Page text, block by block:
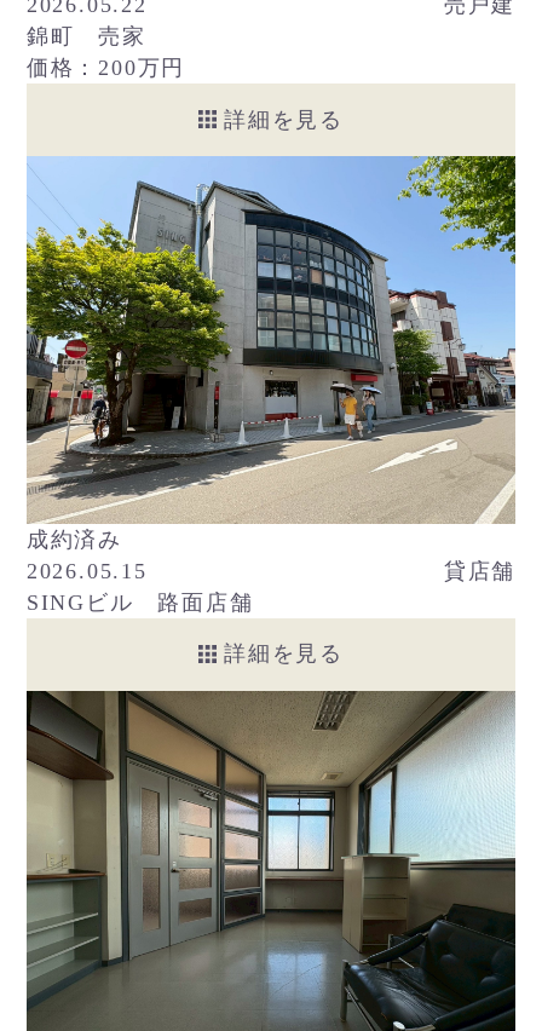
2026.05.22
売戸建
錦町 売家
価格：200万円
詳細を見る
成約済み
2026.05.15
貸店舗
SINGビル 路面店舗
詳細を見る